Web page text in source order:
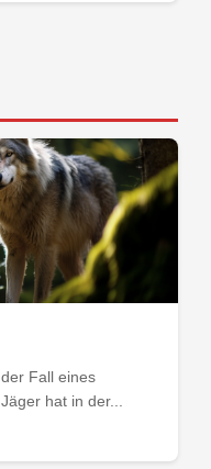
Fall eines
hat in der...